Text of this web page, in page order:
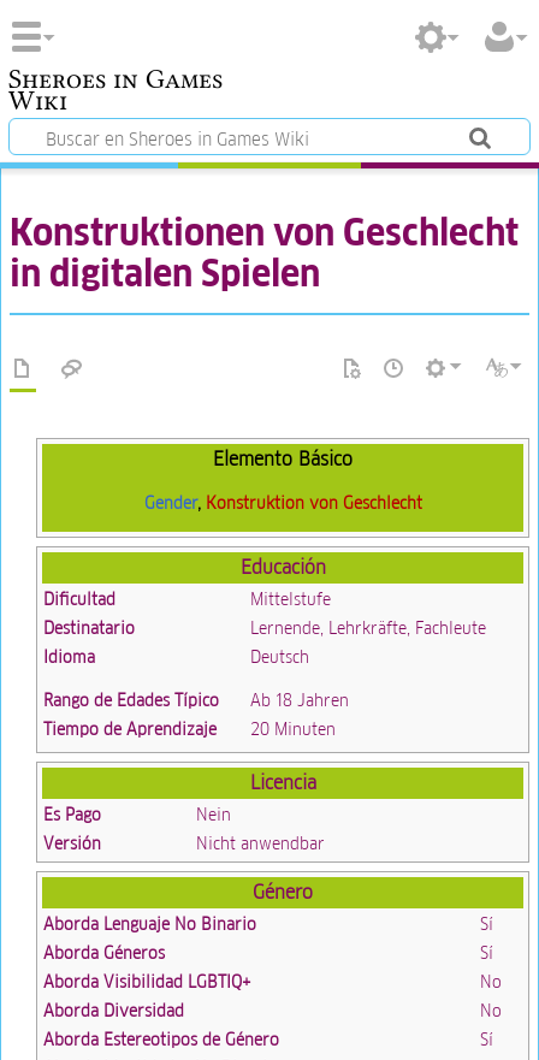
Sheroes in Games
Wiki
Konstruktionen von Geschlecht
in digitalen Spielen
Elemento Básico
Gender, Konstruktion von Geschlecht
Educación
Dificultad
Mittelstufe
Destinatario
Lernende, Lehrkräfte, Fachleute
Idioma
Deutsch
Rango de Edades Típico
Ab 18 Jahren
Tiempo de Aprendizaje
20 Minuten
Licencia
Es Pago
Nein
Versión
Nicht anwendbar
Género
Aborda Lenguaje No Binario
Sí
Aborda Géneros
Sí
Aborda Visibilidad LGBTIQ+
No
Aborda Diversidad
No
Aborda Estereotipos de Género
Sí